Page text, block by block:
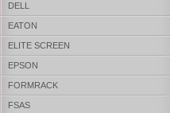
DELL
EATON
ELITE SCREEN
EPSON
FORMRACK
FSAS